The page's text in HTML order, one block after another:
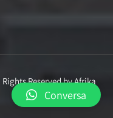
Reserved by Afrika
Conversa